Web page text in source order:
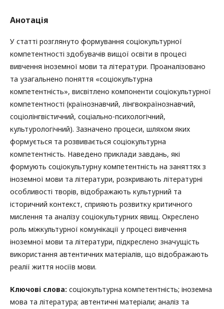
Анотація
У статті розглянуто формування соціокультурної
компетентності здобувачів вищої освіти в процесі
вивчення іноземної мови та літератури. Проаналізовано
та узагальнено поняття «соціокультурна
компетентність», висвітлено компоненти соціокультурної
компетентності (країнознавчий, лінгвокраїнознавчий,
соціолінгвістичний, соціально-психологічний,
культурологічний). Зазначено процеси, шляхом яких
формується та розвивається соціокультурна
компетентність. Наведено приклади завдань, які
формують соціокультурну компетентність на заняттях з
іноземної мови та літератури, розкривають літературні
особливості творів, відображають культурний та
історичний контекст, сприяють розвитку критичного
мислення та аналізу соціокультурних явищ. Окреслено
роль міжкультурної комунікації у процесі вивчення
іноземної мови та літератури, підкреслено значущість
використання автентичних матеріалів, що відображають
реалії життя носіїв мови.
Ключові слова: соціокультурна компетентність; іноземна
мова та література; автентичні матеріали; аналіз та